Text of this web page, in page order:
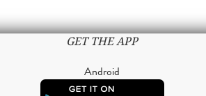
GET THE APP
Android